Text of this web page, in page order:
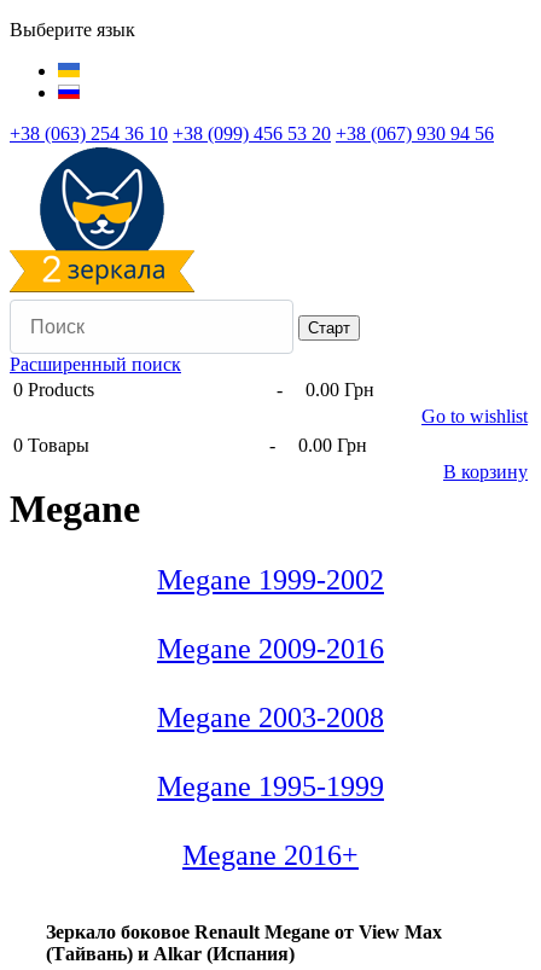
Выберите язык
+38 (063) 254 36 10 +38 (099) 456 53 20 +38 (067) 930 94 56
Расширенный поиск
0 Products -
0.00 Грн
Go to wishlist
0 Товары -
0.00 Грн
В корзину
Megane
Megane 1999-2002
Megane 2009-2016
Megane 2003-2008
Megane 1995-1999
Megane 2016+
Зеркало боковое Renault Megane от View Max
(Тайвань) и Alkar (Испания)